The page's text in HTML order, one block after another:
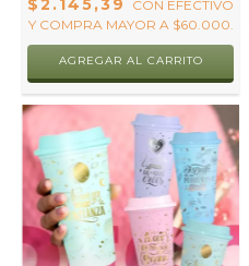
CON EFECTIVO
Y COMPRA MAYOR A $60.000.
AGREGAR AL CARRITO